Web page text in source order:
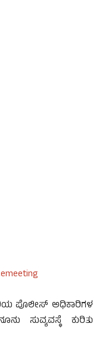
ಪೊಲೀಸ್ ಅಧಿಕಾರಿಗಳ
ಸುವ್ಯವಸ್ಥೆ ಕುರಿತು